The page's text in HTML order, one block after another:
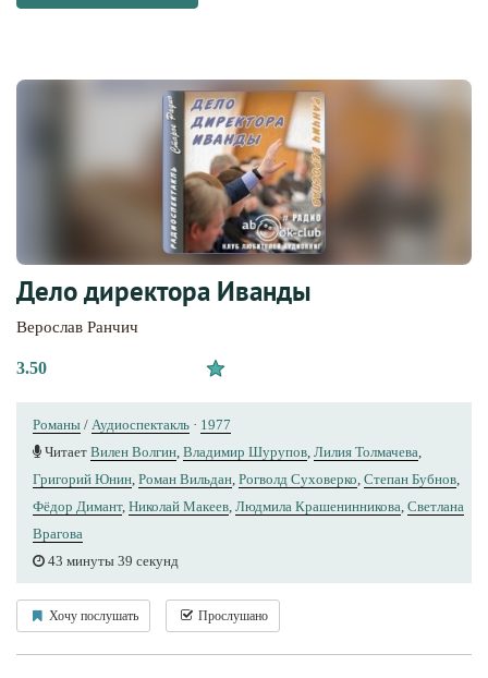
Дело директора Иванды
Верослав Ранчич
3.50
Романы / Аудиоспектакль · 1977
Читает Вилен Волгин, Владимир Шурупов, Лилия Толмачева,
Григорий Юнин, Роман Вильдан, Рогволд Суховерко, Степан Бубнов,
Фёдор Димант, Николай Макеев, Людмила Крашенинникова, Светлана
Врагова
43 минуты 39 секунд
Хочу послушать Прослушано